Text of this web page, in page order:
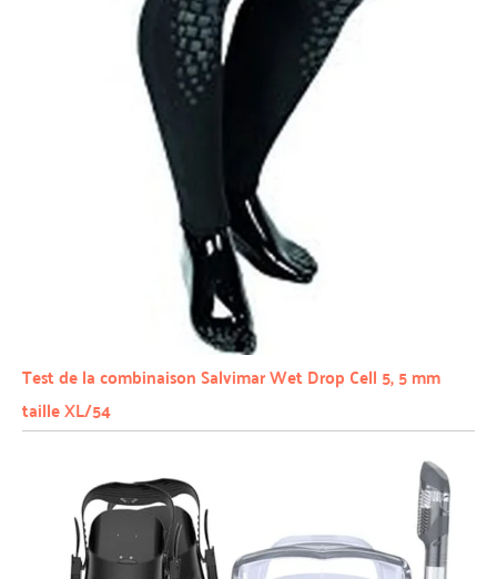
Test de la combinaison Salvimar Wet Drop Cell 5, 5 mm
taille XL/54